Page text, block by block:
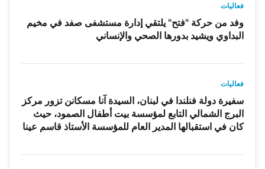
فعاليات
وفد من حركة "فتح" يلتقي إدارة مستشفى صفد في مخيم
البداوي ويشيد بدورها الصحي والإنساني
فعاليات
سفيرة دولة فنلندا في لبنان، السيدة آنا مسكانن تزور مركز
البرج الشمالي التابع لمؤسسة بيت أطفال الصمود، حيث
كان في استقبالها المدير العام للمؤسسة الأستاذ قاسم عينا